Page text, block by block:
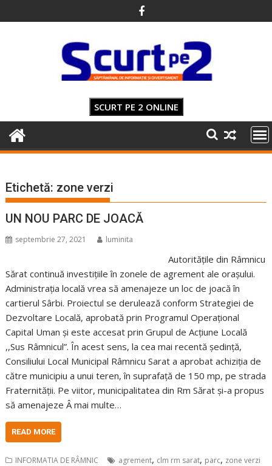
to
SCURT PE 2 ONLINE
Etichetă: zone verzi
UN NOU PARC DE JOACĂ
septembrie 27, 2021 luminita
Autoritățile din Râmnicu
Sărat continuă investițiile în zonele de agrement ale orașului.
Administrația locală vrea să amenajeze un loc de joacă în
cartierul Sârbi. Proiectul se derulează conform Strategiei de
Dezvoltare Locală, aprobată prin Programul Operațional
Capital Uman și este accesat prin Grupul de Acțiune Locală
,,Sus Râmnicul”. În acest sens, la cea mai recentă ședință,
Consiliului Local Municipal Râmnicu Sarat a aprobat achiziția de
către municipiu a unui teren, în suprafață de 150 mp, pe strada
Fraternității. Pe viitor, municipalitatea din Rm Sărat și-a propus
să amenajeze Â mai multe…
READ MORE
INFORMATIA DE RÂMNIC agrement, clm rm sarat, parc, zone verzi